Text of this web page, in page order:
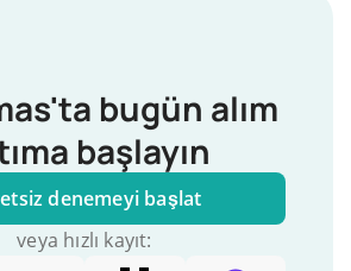
bugün alım
başlayın
denemeyi başlat
veya hızlı kayıt: